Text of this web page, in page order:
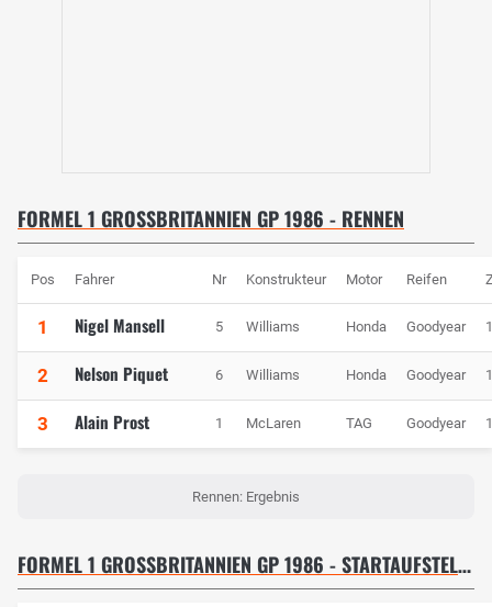
FORMEL 1 GROSSBRITANNIEN GP 1986 - RENNEN
Pos Fahrer Nr Konstrukteur Motor Reifen
1 Nigel Mansell 5 Williams Honda Goodyear
2 Nelson Piquet 6 Williams Honda Goodyear
3 Alain Prost 1 McLaren TAG Goodyear
Rennen: Ergebnis
FORMEL 1 GROSSBRITANNIEN GP 1986 - STARTAUFSTELLUNG